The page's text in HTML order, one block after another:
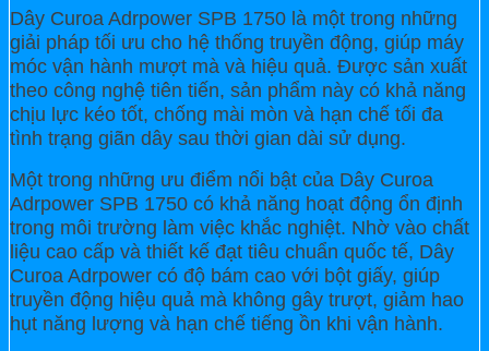
Dây Curoa Adrpower SPB 1750 là một trong những
giải pháp tối ưu cho hệ thống truyền động, giúp máy
móc vận hành mượt mà và hiệu quả. Được sản xuất
theo công nghệ tiên tiến, sản phẩm này có khả năng
chịu lực kéo tốt, chống mài mòn và hạn chế tối đa
tình trạng giãn dây sau thời gian dài sử dụng.
Một trong những ưu điểm nổi bật của Dây Curoa
Adrpower SPB 1750 có khả năng hoạt động ổn định
trong môi trường làm việc khắc nghiệt. Nhờ vào chất
liệu cao cấp và thiết kế đạt tiêu chuẩn quốc tế, Dây
Curoa Adrpower có độ bám cao với bột giấy, giúp
truyền động hiệu quả mà không gây trượt, giảm hao
hụt năng lượng và hạn chế tiếng ồn khi vận hành.